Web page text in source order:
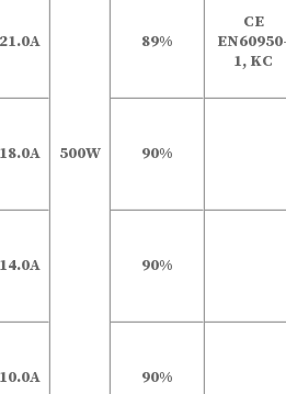
500W
21.0A 89%
CE
1, KC
18.0A 90%
14.0A 90%
10.0A 90%